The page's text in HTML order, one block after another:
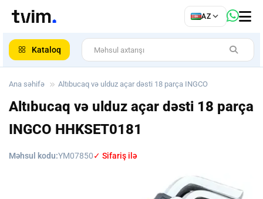
AZ
Kataloq
Ana səhifə Altıbucaq və ulduz açar dəsti 18 parça INGCO
Altıbucaq və ulduz açar dəsti 18 parça
INGCO HHKSET0181
Məhsul kodu:YM07850✓ Sifariş ilə